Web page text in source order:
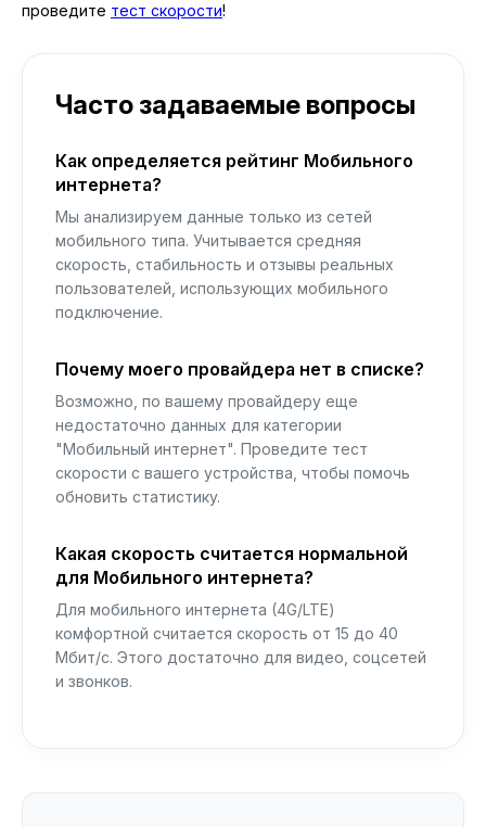
проведите тест скорости!
Часто задаваемые вопросы
Как определяется рейтинг Мобильного
интернета?
Мы анализируем данные только из сетей
мобильного типа. Учитывается средняя
скорость, стабильность и отзывы реальных
пользователей, использующих мобильного
подключение.
Почему моего провайдера нет в списке?
Возможно, по вашему провайдеру еще
недостаточно данных для категории
"Мобильный интернет". Проведите тест
скорости с вашего устройства, чтобы помочь
обновить статистику.
Какая скорость считается нормальной
для Мобильного интернета?
Для мобильного интернета (4G/LTE)
комфортной считается скорость от 15 до 40
Мбит/с. Этого достаточно для видео, соцсетей
и звонков.